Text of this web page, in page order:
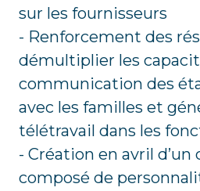
sur les fournisseurs
- Renforcement des
démultiplier les
communication des
avec les familles et
télétravail dans les
- Création en avril d’un
composé de